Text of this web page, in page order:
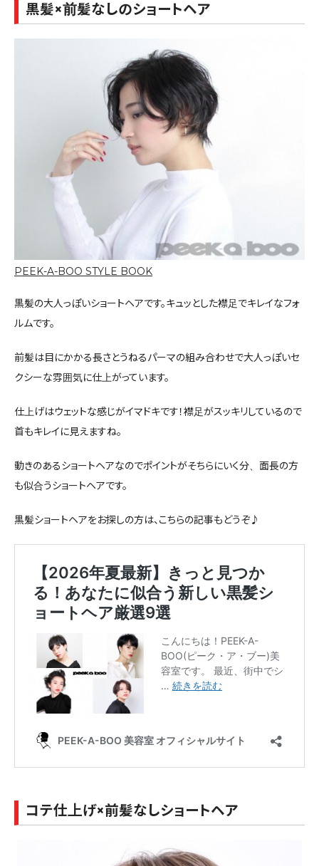
黒髪×前髪なしのショートヘア
PEEK-A-BOO STYLE BOOK
黒髪の大人っぽいショートヘアです。キュッとした襟足でキレイなフォ
ルムです。
前髪は目にかかる長さとうねるパーマの組み合わせで大人っぽいセ
クシーな雰囲気に仕上がっています。
仕上げはウェットな感じがイマドキです！襟足がスッキリしているので
首もキレイに見えますね。
動きのあるショートヘアなのでポイントがそちらにいく分、面長の方
も似合うショートヘアです。
黒髪ショートヘアをお探しの方は、こちらの記事もどうぞ♪
コテ仕上げ×前髪なしショートヘア